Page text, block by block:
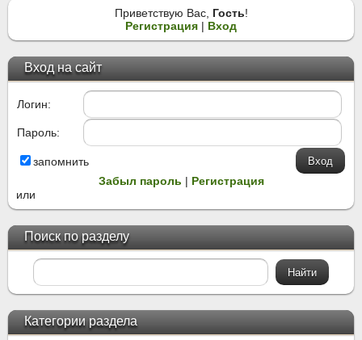
Приветствую Вас, Гость!
Регистрация | Вход
Вход на сайт
Логин:
Пароль:
запомнить
Забыл пароль | Регистрация
или
Поиск по разделу
Категории раздела